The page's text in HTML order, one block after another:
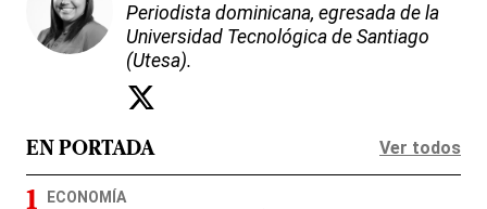
Periodista dominicana, egresada de la
Universidad Tecnológica de Santiago
(Utesa).
EN PORTADA Ver todos
ECONOMÍA